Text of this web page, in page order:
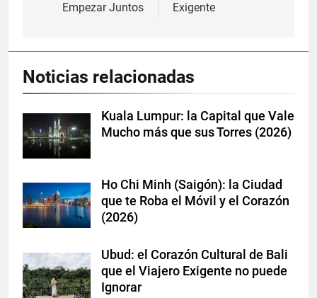
Empezar Juntos
Exigente
Noticias relacionadas
Kuala Lumpur: la Capital que Vale
Mucho más que sus Torres (2026)
Ho Chi Minh (Saigón): la Ciudad
que te Roba el Móvil y el Corazón
(2026)
Ubud: el Corazón Cultural de Bali
que el Viajero Exigente no puede
Ignorar